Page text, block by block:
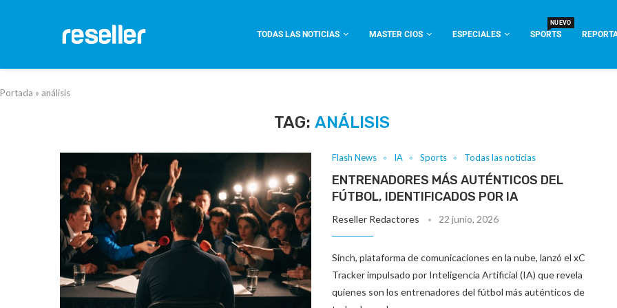
TODAS LAS NOTICIAS MASTER CIOS ESPECIALES SPORTS
NUEVO
Portada » análisis
TAG: ANÁLISIS
Flash News IA Sports Todas las noticias
ENTRENADORES MÁS AUTÉNTICOS DEL
FÚTBOL, IDENTIFICADOS POR IA
Reseller Redactores 22 junio, 2026
Sinch, plataforma de comunicaciones en la nube, lanzó el xC
Tracker impulsado por Inteligencia Artificial (IA) que revela
quienes son los entrenadores del fútbol más auténticos de